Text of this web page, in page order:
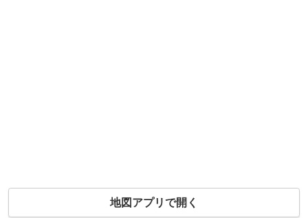
地図アプリで開く